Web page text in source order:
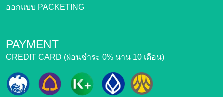
ออกแบบ PACKETING
PAYMENT
CREDIT CARD (ผ่อนชำระ 0% นาน 10 เดือน)